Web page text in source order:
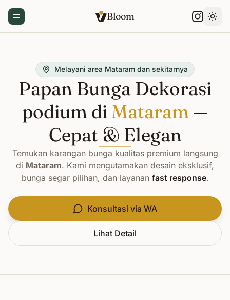
Toggle Menu Bloom
Melayani area Mataram dan sekitarnya
Papan Bunga Dekorasi
podium di Mataram —
Cepat & Elegan
Temukan karangan bunga kualitas premium langsung
di Mataram. Kami mengutamakan desain eksklusif,
bunga segar pilihan, dan layanan fast response.
Konsultasi via WA
Lihat Detail